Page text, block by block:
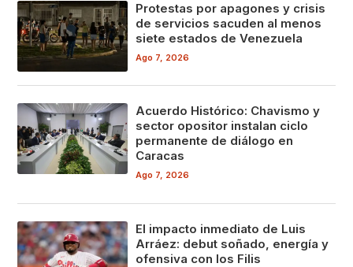
Protestas por apagones y crisis
de servicios sacuden al menos
siete estados de Venezuela
Ago 7, 2026
Acuerdo Histórico: Chavismo y
sector opositor instalan ciclo
permanente de diálogo en
Caracas
Ago 7, 2026
El impacto inmediato de Luis
Arráez: debut soñado, energía y
ofensiva con los Filis